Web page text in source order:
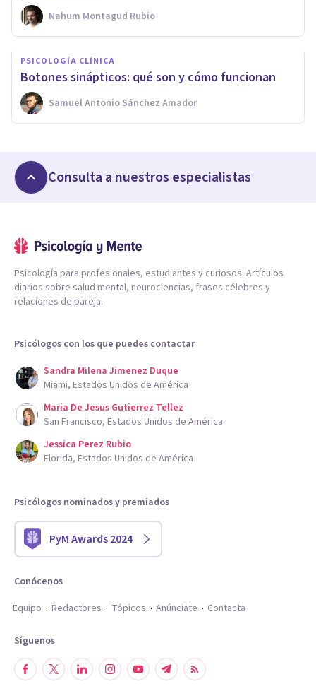
Nahum Montagud Rubio
PSICOLOGÍA CLÍNICA
Botones sinápticos: qué son y cómo funcionan
Samuel Antonio Sánchez Amador
Consulta a nuestros especialistas
Psicología para profesionales, estudiantes y curiosos. Artículos
diarios sobre salud mental, neurociencias, frases célebres y
relaciones de pareja.
Psicólogos con los que puedes contactar
Sandra Milena Jimenez Duque
Miami, Estados Unidos de América
Maria De Jesus Gutierrez Tellez
San Francisco, Estados Unidos de América
Jessica Perez Rubio
Florida, Estados Unidos de América
Psicólogos nominados y premiados
PyM Awards 2024
Conócenos
Equipo
Redactores Tópicos Anúnciate Contacta
Síguenos